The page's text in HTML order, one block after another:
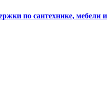
по сантехнике, мебели и